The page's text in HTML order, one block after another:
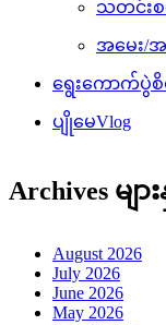
September 2025
August 2025
July 2025
June 2025
May 2025
April 2025
March 2025
December 2024
November 2024
September 2024
August 2024
July 2024
June 2024